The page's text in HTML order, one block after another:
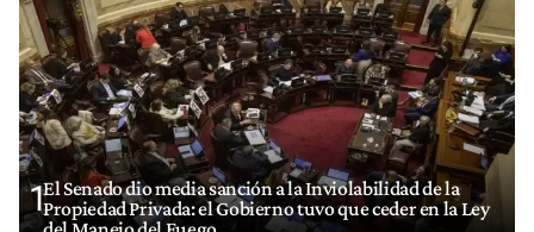
1El Senado dio media sanción a la Inviolabilidad de la
Propiedad Privada: el Gobierno tuvo que ceder en la Ley